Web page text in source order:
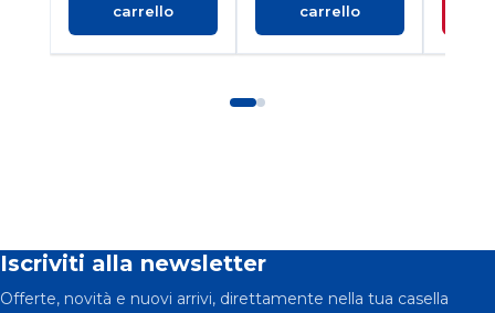
carrello
carrello
Iscriviti alla newsletter
Offerte, novità e nuovi arrivi, direttamente nella tua casella